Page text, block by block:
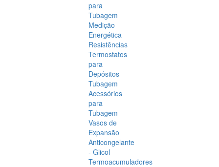
para
Tubagem
Medição
Energética
Resistências
Termostatos
para
Depósitos
Tubagem
Acessórios
para
Tubagem
Vasos de
Expansão
Anticongelante
- Glicol
Termoacumuladores